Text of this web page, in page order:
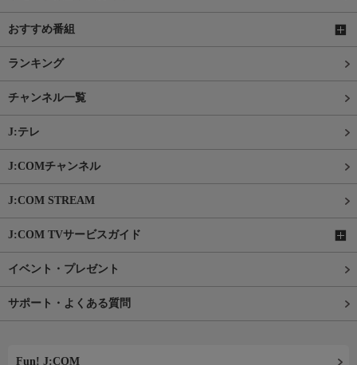
おすすめ番組
ランキング
チャンネル一覧
J:テレ
J:COMチャンネル
J:COM STREAM
J:COM TVサービスガイド
イベント・プレゼント
サポート・よくある質問
Fun! J:COM